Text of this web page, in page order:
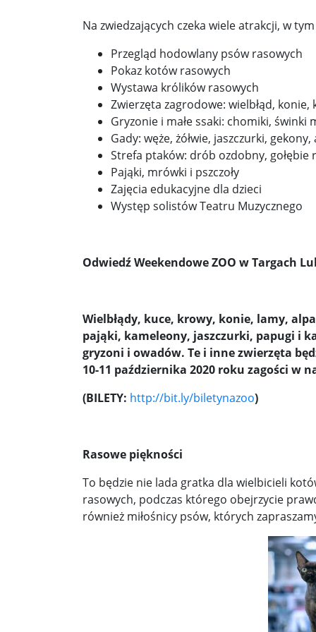
Donald Trump żąda porozumienia, które
Sławomir Mentzen: Migracja legalna również
Dni Konia Arabskiego 2025 – pasja, tradycja i
Zełenski chciał rozmawiać z Nawrockim.
Presja na Izrael rośnie. Kolejny kraj G7
Powstanie to nie jest zamknięta karta historii ...
Walka z okupantem, walka z ogniem ...
Cyniczne współczucie dla ofiar ... Socjaliści w
Pobić Niemców u siebie ... Powstańcy prascy
Nowe wytyczne dla pacjentów onkologicznych.
Donald Trump starł się w internecie z byłym
Elektrownia Powiśle: energia dla walczącej
Brazylia udziela Stanom Zjednoczonym lekcji
Donieck bez wody i z fekaliami za oknem. Ale z
Sondaż: Stary czy nowy premier? Jeden polityk
Sondaż: Andrzej Duda – prezydent wszystkich
Kolejne zapowiedzi uznania państwa
Ozzy Osbourne żegnany jak król heavy metalu
Na zwiedzających czeka wiele atrakcji, w
Przegląd hodowlany psów rasowych
Pokaz kotów rasowych
Wystawa królików rasowych
Zwierzęta zagrodowe: wielbłąd, konie,
Gryzonie i małe ssaki: chomiki, świnki
Gady: węże, żółwie, jaszczurki, gekony,
Strefa ptaków: drób ozdobny, gołębie
Pająki, mrówki i pszczoły
Zajęcia edukacyjne dla dzieci
Występ solistów Teatru Muzycznego
Odwiedź Weekendowe ZOO w Targach
Wielbłądy, kuce, krowy, konie, lamy,
pająki, kameleony, jaszczurki, papugi i
gryzoni i owadów. Te i inne zwierzęta
10-11 października 2020 roku zagości w
(BILETY: http://bit.ly/biletynazoo)
Rasowe piękności
To będzie nie lada gratka dla wielbicieli
rasowych, podczas którego obejrzycie
również miłośnicy psów, których